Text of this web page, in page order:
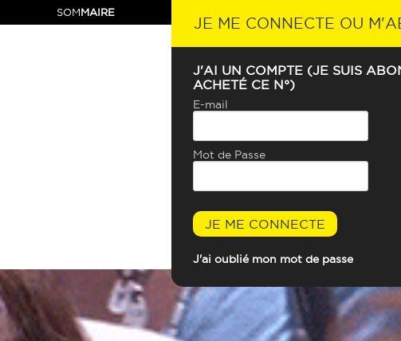
LA VIE EN
SOMMAIRE
JE ME CONNECTE OU
J'AI UN COMPTE (JE SUIS
ACHETÉ CE N°)
E-mail
Mot de Passe
JE ME CONNECTE
J'ai oublié mon mot de passe